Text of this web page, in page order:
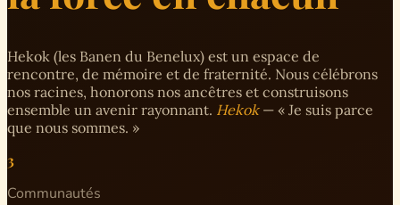
Hekok (les Banen du Benelux) est un espace de
rencontre, de mémoire et de fraternité. Nous célébrons
nos racines, honorons nos ancêtres et construisons
ensemble un avenir rayonnant. Hekok— « Je suis parce
que nous sommes. »
3
Communautés